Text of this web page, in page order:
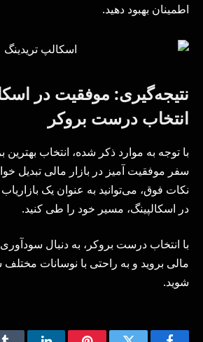
اطمینان بهبود دهید.
نتیجه‌گیری: موفقیت در
انتخاب درست بروکر
با توجه به موارد ذکر شده، انتخاب
سفر موفقیت آمیز در بازار مالی تبدیل
نکات فوق، می‌توانید به عنوان یک
در اسکالپینگ، مسیر خود را طی کنید.
با انتخاب درست بروکر، به دنبال سودآوری
مالی بروید و به راحتی با نوسانات
شوید.